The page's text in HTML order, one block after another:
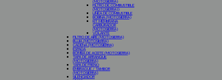
(MOTOSIERRA)
FILTRO DE COMBUSTIBLE
(MOTOSIERRA))
LINEA DE COMBUSTIBLE
BOBINA (MOTOSIERRA)
KIT MEMBRANA
CARBURADOR
(MOTOSIERRA)
VOLANTE
FILTRO DE AIRE (MOTOSIERRA)
BUJIA (MOTOSIERRA)
CADENA (MOTOSIERRA)
ESPADA
BOMBA DE ACEITE (MOTOSIERRA)
TAPA DE ARRANQUE
(MOTOSIERRA)
TAPA DE FRENO
EMBRAGUE / TAMBOR
(MOTOSIERRA)
SILENCIADOR